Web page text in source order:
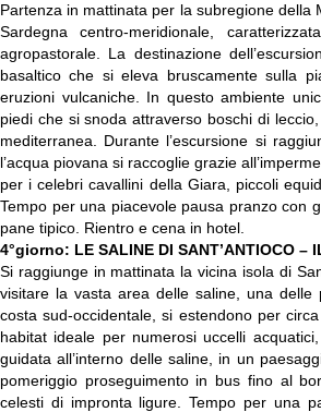
Partenza in mattinata per la subregione
Sardegna centro-meridionale,
agropastorale. La destinazione
basaltico che si eleva bruscamente sulla
eruzioni vulcaniche. In questo ambiente
piedi che si snoda attraverso boschi di
mediterranea. Durante l’escursione si
l’acqua piovana si raccoglie grazie
per i celebri cavallini della Giara, piccoli
Tempo per una piacevole pausa pranzo con
pane tipico. Rientro e cena in hotel.
4°giorno: LE SALINE DI SANT’ANTIOCO –
Si raggiunge in mattinata la vicina isola di
visitare la vasta area delle saline, una
costa sud-occidentale, si estendono per
habitat ideale per numerosi uccelli
guidata all’interno delle saline, in un
pomeriggio proseguimento in bus fino al
celesti di impronta ligure. Tempo per una